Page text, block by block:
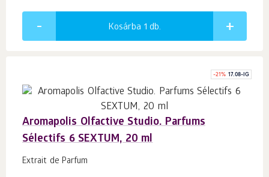
Kosárba 1 db.
-21% 17.08-IG
Aromapolis Olfactive Studio. Parfums
Sélectifs 6 SEXTUM, 20 ml
Extrait de Parfum